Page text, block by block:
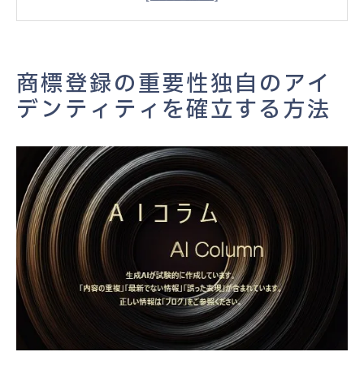
競争優位性を確保するための商標活用法
商標選定の重要なポイントと注意事項
ブランド価値を高める商標成功のカギ
ブランド価値向上に貢献する商標の選び方
商標登録がもたらす企業信頼性の向上
消費者に伝わる商標の効果的な利用法
長期的なブランド価値構築のための商標戦
略
商標がブランド認知度を高める理由
ブランドと商標の一貫性を保つ方法
商標登録の重要性独自のアイ
デンティティを確立する方法